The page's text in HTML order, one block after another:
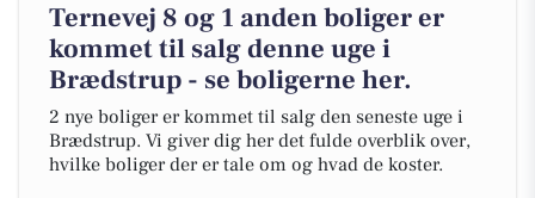
Ternevej 8 og 1 anden boliger er
kommet til salg denne uge i
Brædstrup - se boligerne her.
2 nye boliger er kommet til salg den seneste uge i
Brædstrup. Vi giver dig her det fulde overblik over,
hvilke boliger der er tale om og hvad de koster.